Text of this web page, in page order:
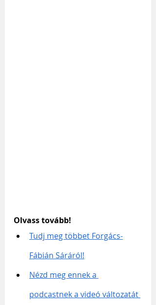
Olvass tovább!
Tudj meg többet Forgács-
Fábián Sáráról!
Nézd meg ennek a
podcastnek a videó változatát